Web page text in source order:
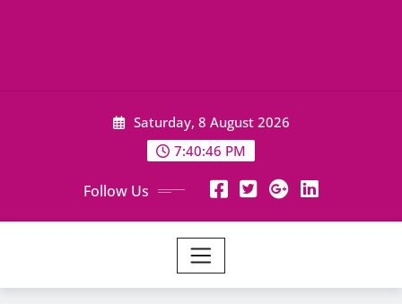
Saturday, 8 August 2026
7:40:48 PM
Follow Us